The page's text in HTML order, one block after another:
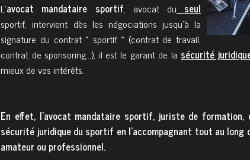
L’avocat mandataire sportif, avocat du seul
sportif, intervient dès les négociations jusqu’à la
signature du contrat « sportif » (contrat de travail,
contrat de sponsoring…), il est le garant de la sécurité
mieux de vos intérêts.
En effet, l’avocat mandataire sportif, juriste de
sécurité juridique du sportif en l’accompagnant tout au
amateur ou professionnel.